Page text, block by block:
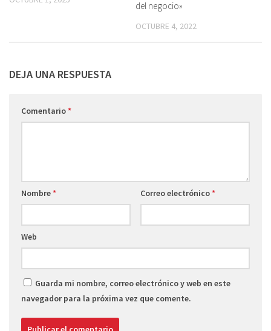
del negocio»
OCTUBRE 4, 2022
DEJA UNA RESPUESTA
Comentario*
Nombre* Correo electrónico*
Web
Guarda mi nombre, correo electrónico y web en este
navegador para la próxima vez que comente.